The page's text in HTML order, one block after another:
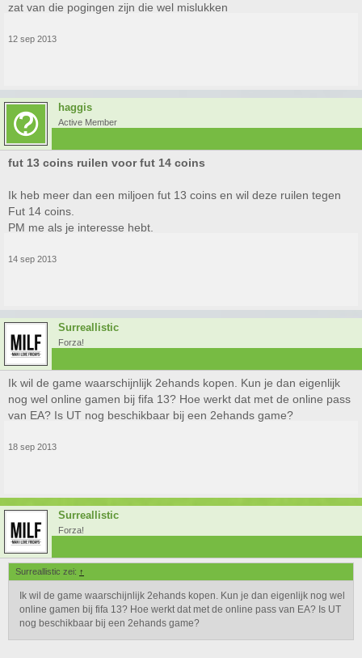
zat van die pogingen zijn die wel mislukken
12 sep 2013
haggis
Active Member
fut 13 coins ruilen voor fut 14 coins
Ik heb meer dan een miljoen fut 13 coins en wil deze ruilen tegen
Fut 14 coins.
PM me als je interesse hebt.
14 sep 2013
Surreallistic
Forza!
Ik wil de game waarschijnlijk 2ehands kopen. Kun je dan eigenlijk
nog wel online gamen bij fifa 13? Hoe werkt dat met de online pass
van EA? Is UT nog beschikbaar bij een 2ehands game?
18 sep 2013
Surreallistic
Forza!
Surreallistic zei: ↑
Ik wil de game waarschijnlijk 2ehands kopen. Kun je dan eigenlijk nog wel
online gamen bij fifa 13? Hoe werkt dat met de online pass van EA? Is UT
nog beschikbaar bij een 2ehands game?